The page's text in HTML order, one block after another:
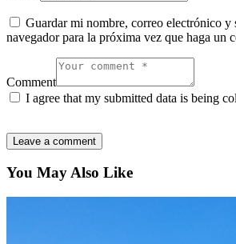
Guardar mi nombre, correo electrónico y
navegador para la próxima vez que haga un
Comment
I agree that my submitted data is being
You May Also Like